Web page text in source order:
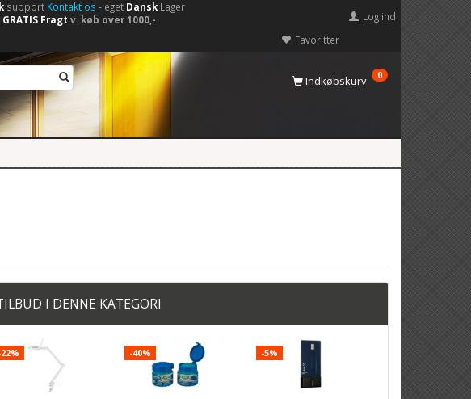
support Kontakt os - eget DanskLager
GRATIS Fragt v. køb over 1000,-
Favoritter
Log ind
Indkøbskurv 0
I DENNE KATEGORI
-40% -5%